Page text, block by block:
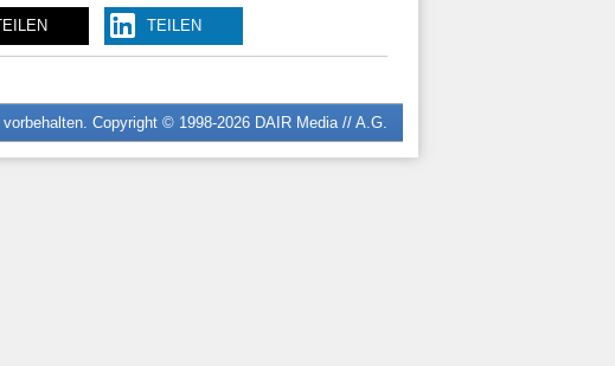
TEILEN
Copyright © 1998-2026 DAIR Media // A.G.